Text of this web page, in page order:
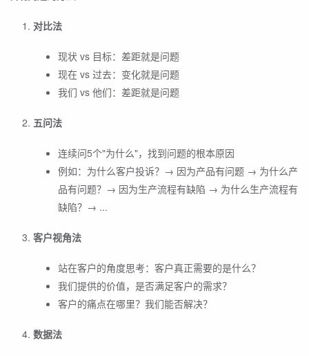
对比法
现状 vs 目标：差距就是问题
现在 vs 过去：变化就是问题
我们 vs 他们：差距就是问题
五问法
连续问5个"为什么"，找到问题的根本原因
例如：为什么客户投诉？→ 因为产品有问题 → 为什么产
品有问题？→ 因为生产流程有缺陷 → 为什么生产流程有
缺陷？→ ...
客户视角法
站在客户的角度思考：客户真正需要的是什么？
我们提供的价值，是否满足客户的需求？
客户的痛点在哪里？我们能否解决？
数据法